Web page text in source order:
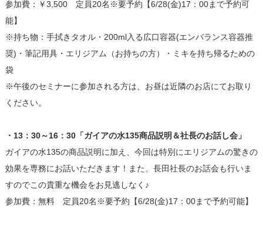
参加費：￥3,500 定員20名※要予約【6/28(金)17：00まで予約可
能】
※持ち物：手拭きタオル・200ml入る広口容器(エンバランス容器推
奨)・筆記用具・エリジアム（お持ちの方）・ミキを持ち帰るための
袋
※午後のセミナーに参加される方は、お昼は近隣のお店にてお取り
ください。
・13：30～16：30「ガイアの水135商品説明＆社長のお話し会」
ガイアの水135の商品説明に加え、今回は特別にエリジアムの驚きの
効果を専務にお話いただきます！また、長田社長のお話会も行いま
すのでこの貴重な機会をお見逃しなく♪
参加費：無料 定員20名※要予約【6/28(金)17：00まで予約可能】